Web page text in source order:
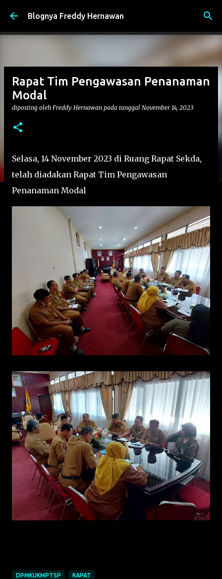
Langsung ke konten utama
Blognya Freddy Hernawan
Rapat Tim Pengawasan Penanaman
Modal
diposting oleh Freddy Hernawan pada tanggal November 14, 2023
Selasa, 14 November 2023 di Ruang Rapat Sekda,
telah diadakan Rapat Tim Pengawasan
Penanaman Modal
DPMKUKMPTSP RAPAT